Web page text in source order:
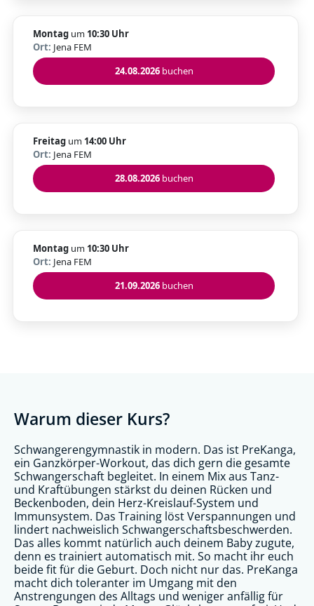
Montag um 10:30 Uhr
Ort: Jena FEM
24.08.2026buchen
Freitag um 14:00 Uhr
Ort: Jena FEM
28.08.2026buchen
Montag um 10:30 Uhr
Ort: Jena FEM
21.09.2026buchen
Warum dieser Kurs?
Schwangerengymnastik in modern. Das ist PreKanga,
ein Ganzkörper-Workout, das dich gern die gesamte
Schwangerschaft begleitet. In einem Mix aus Tanz-
und Kraftübungen stärkst du deinen Rücken und
Beckenboden, dein Herz-Kreislauf-System und
Immunsystem. Das Training löst Verspannungen und
lindert nachweislich Schwangerschaftsbeschwerden.
Das alles kommt natürlich auch deinem Baby zugute,
denn es trainiert automatisch mit. So macht ihr euch
beide fit für die Geburt. Doch nicht nur das. PreKanga
macht dich toleranter im Umgang mit den
Anstrengungen des Alltags und weniger anfällig für